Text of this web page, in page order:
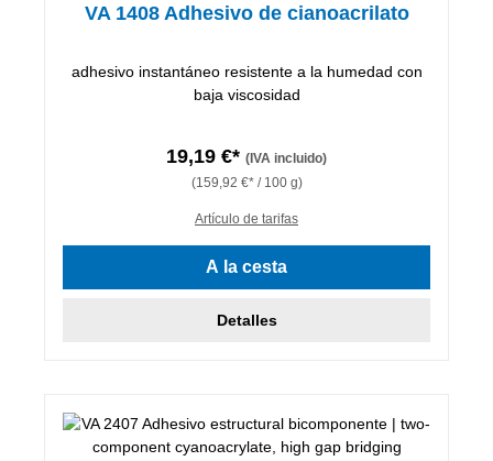
VA 1408 Adhesivo de cianoacrilato
adhesivo instantáneo resistente a la humedad con
baja viscosidad
19,19 €* (IVA incluido)
(159,92 €* / 100 g)
Artículo de tarifas
A la cesta
Detalles